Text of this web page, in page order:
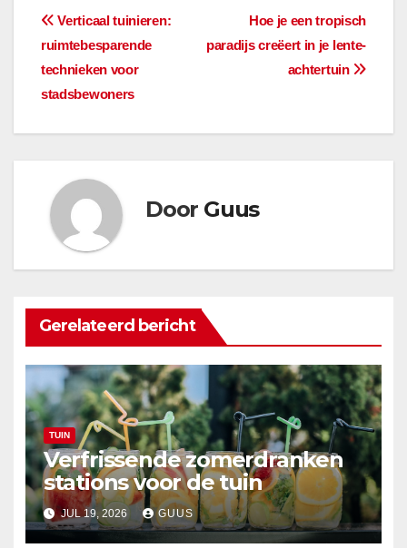
Bericht
navigatie
Hoe je een tropisch
paradijs creëert in je lente-
achtertuin
Verticaal tuinieren:
ruimtebesparende
technieken voor
stadsbewoners
Door Guus
Gerelateerd bericht
TUIN
Verfrissende zomerdranken
stations voor de tuin
JUL 19, 2026 GUUS